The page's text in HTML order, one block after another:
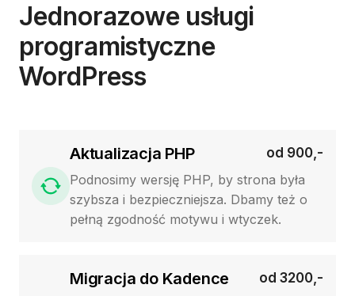
Jednorazowe usługi
programistyczne
WordPress
Aktualizacja PHP
od 900,-
Podnosimy wersję PHP, by strona była
szybsza i bezpieczniejsza. Dbamy też o
pełną zgodność motywu i wtyczek.
Migracja do Kadence
od 3200,-